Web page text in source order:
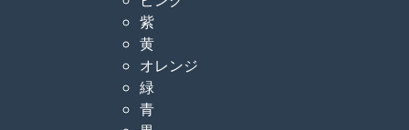
紫
黄
オレンジ
緑
青